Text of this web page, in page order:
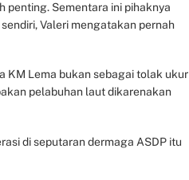
penting. Sementara ini pihaknya
Valeri mengatakan pernah
KM Lema bukan sebagai tolak ukur
pelabuhan laut dikarenakan
di seputaran dermaga ASDP itu